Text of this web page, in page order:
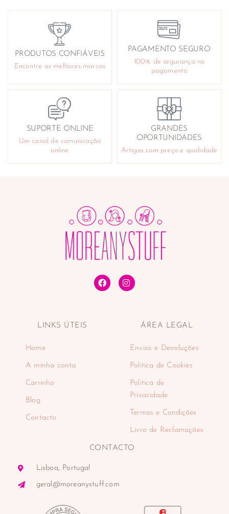
PRODUTOS CONFIÁVEIS
Encontre as melhores marcas
PAGAMENTO SEGURO
100% de segurança no
pagamento
SUPORTE ONLINE
Um canal de comunicação
online
GRANDES
OPORTUNIDADES
Artigos com preço e qualidade
LINKS ÚTEIS
Home
A minha conta
Carrinho
Blog
Contacto
ÁREA LEGAL
Envios e Devoluções
Politica de Cookies
Politica de
Privacidade
Termos e Condições
Livro de Reclamações
CONTACTO
Lisboa, Portugal
geral@moreanystuff.com